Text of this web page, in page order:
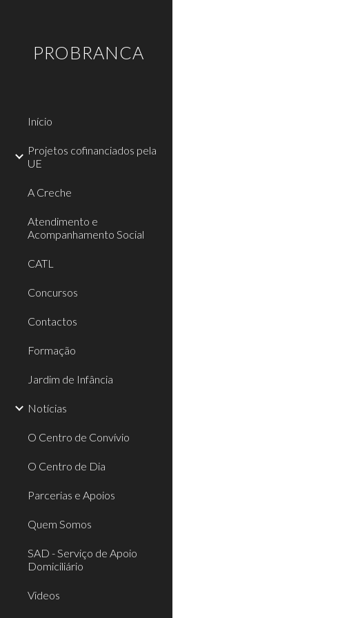
PROBRANCA
Início
Projetos cofinanciados pela
UE
A Creche
Atendimento e
Acompanhamento Social
CATL
Concursos
Contactos
Formação
Jardim de Infância
Notícias
O Centro de Convívio
O Centro de Dia
Parcerias e Apoios
Quem Somos
SAD - Serviço de Apoio
Domiciliário
Videos